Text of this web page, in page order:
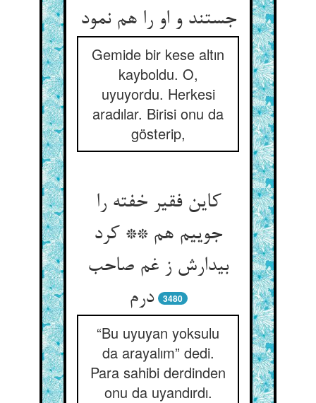
جستند و او را هم نمود
Gemide bir kese altın
kayboldu. O,
uyuyordu. Herkesi
aradılar. Birisi onu da
gösterip,
کاین فقیر خفته را
جوییم هم ** کرد
بیدارش ز غم صاحب
درم‏
3480
“Bu uyuyan yoksulu
da arayalım” dedi.
Para sahibi derdinden
onu da uyandırdı.